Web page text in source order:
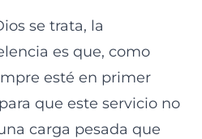
se trata, la
es que, como
esté en primer
que este servicio no
carga pesada que